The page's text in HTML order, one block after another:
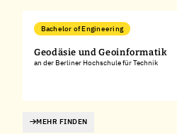
Bachelor of Engineering
Geodäsie und Geoinformatik
an der Berliner Hochschule für Technik
MEHR FINDEN